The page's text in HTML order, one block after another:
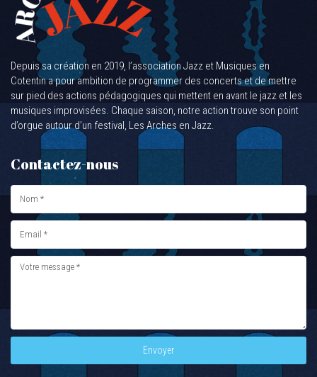
Depuis sa création en 2019, l’association Jazz et Musiques en
Cotentin a pour ambition de programmer des concerts et de mettre
sur pied des actions pédagogiques qui mettent en avant le jazz et les
musiques improvisées. Chaque saison, notre action trouve son point
d’orgue autour d’un festival, Les Arches en Jazz.
Contactez-nous
Envoyer